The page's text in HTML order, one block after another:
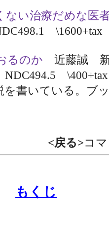
ない治療だめな医
\1600+tax
るのか 近藤誠
\400+tax
書いている。ブ
<戻る>コ
もくじ